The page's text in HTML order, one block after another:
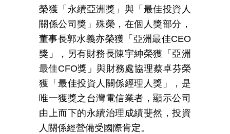
榮獲「永續亞洲獎」與「最佳投資人
關係公司獎」殊榮，在個人獎部分，
董事長郭水義亦榮獲「亞洲最佳CEO
獎」，另有財務長陳宇紳榮獲「亞洲
最佳CFO獎」與財務處協理蔡卓芬榮
獲「最佳投資人關係經理人獎」，是
唯一獲獎之台灣電信業者，顯示公司
由上而下的永續治理成績斐然，投資
人關係經營備受國際肯定。